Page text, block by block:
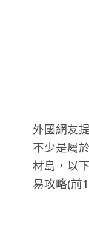
外國網友
不少是屬
材島，以
易攻略(前